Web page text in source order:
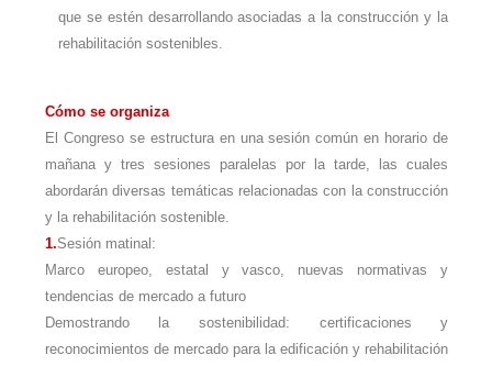
que se estén desarrollando asociadas a la construcción y la
rehabilitación sostenibles.
Cómo se organiza
El Congreso se estructura en una sesión común en horario de
mañana y tres sesiones paralelas por la tarde, las cuales
abordarán diversas temáticas relacionadas con la construcción
y la rehabilitación sostenible.
1.Sesión matinal:
Marco europeo, estatal y vasco, nuevas normativas y
tendencias de mercado a futuro
Demostrando la sostenibilidad: certificaciones y
reconocimientos de mercado para la edificación y rehabilitación